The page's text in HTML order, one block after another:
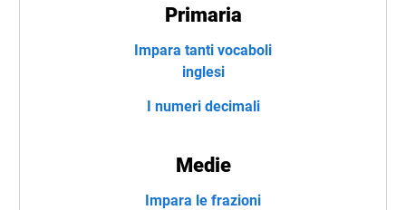
Primaria
Impara tanti vocaboli
inglesi
I numeri decimali
Medie
Impara le frazioni